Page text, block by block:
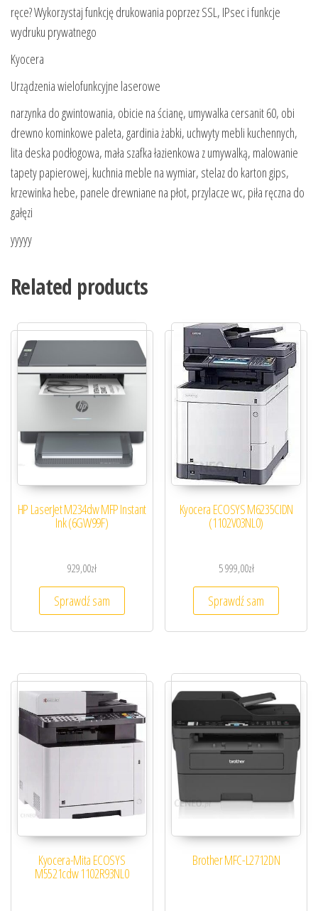
ręce? Wykorzystaj funkcję drukowania poprzez SSL, IPsec i funkcje
wydruku prywatnego
Kyocera
Urządzenia wielofunkcyjne laserowe
narzynka do gwintowania, obicie na ścianę, umywalka cersanit 60, obi
drewno kominkowe paleta, gardinia żabki, uchwyty mebli kuchennych,
lita deska podłogowa, mała szafka łazienkowa z umywalką, malowanie
tapety papierowej, kuchnia meble na wymiar, stelaz do karton gips,
krzewinka hebe, panele drewniane na płot, przylacze wc, piła ręczna do
gałęzi
yyyyy
Related products
HP LaserJet M234dw MFP Instant
Ink (6GW99F)
929,00zł
Sprawdź sam
Kyocera ECOSYS M6235CIDN
(1102V03NL0)
5 999,00zł
Sprawdź sam
Kyocera-Mita ECOSYS
M5521cdw 1102R93NL0
Brother MFC-L2712DN